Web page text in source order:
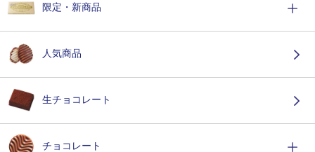
限定・新商品
人気商品
生チョコレート
チョコレート